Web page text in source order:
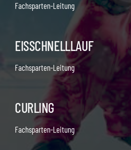
Fachsparten-Leitung
EISSCHNELLLAUF
Fachsparten-Leitung
CURLING
Fachsparten-Leitung